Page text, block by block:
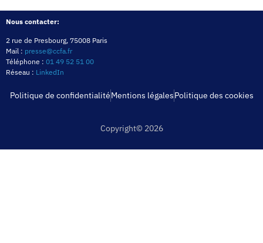
Nous contacter:
2 rue de Presbourg, 75008 Paris
Mail : presse@ccfa.fr
Téléphone : 01 49 52 51 00
Réseau : LinkedIn
Politique de confidentialitéMentions légalesPolitique des cookies
Copyright© 2026